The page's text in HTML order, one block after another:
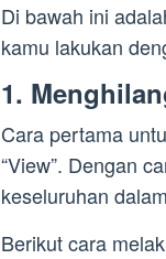
Di bawah ini
kamu lakukan
1.
Cara pertama
“View”. Dengan
keseluruhan
Berikut cara